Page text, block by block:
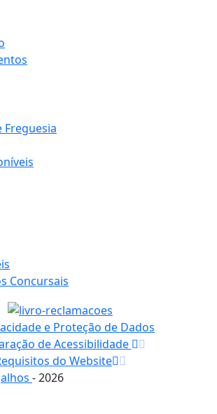
Freguesia
Concursais
e Proteção de Dados
de Acessibilidade
do Website
- 2026